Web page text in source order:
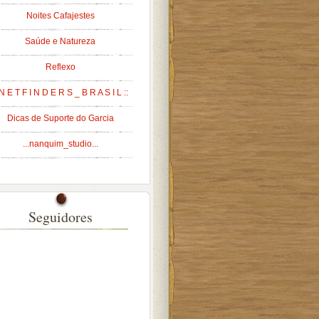
Noites Cafajestes
Saúde e Natureza
Reflexo
E T F I N D E R S _ B R A S I L ::
Dicas de Suporte do Garcia
...nanquim_studio...
Seguidores